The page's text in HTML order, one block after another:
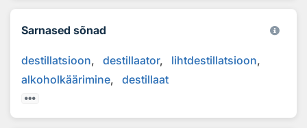
Sarnased sõnad
destillatsioon destillaator
lihtdestillatsioon
alkoholkäärimine
destillaat